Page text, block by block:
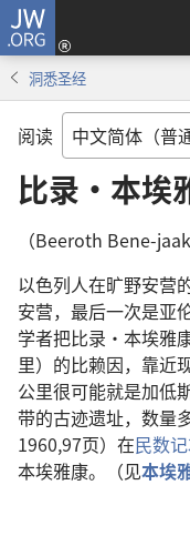
JW.ORG
洞悉圣经
阅读
比录·本埃
（Beeroth Bene-
以色列人在旷野安营
安营，最后一次是亚
学者把比录·本埃雅
里）的比赖因，靠近
公里很可能就是加
带的古迹遗址，数量
1960,97页）在民数
本埃雅康。（见本埃